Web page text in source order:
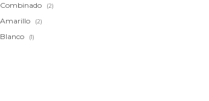
Combinado (2)
Amarillo (2)
Blanco (1)